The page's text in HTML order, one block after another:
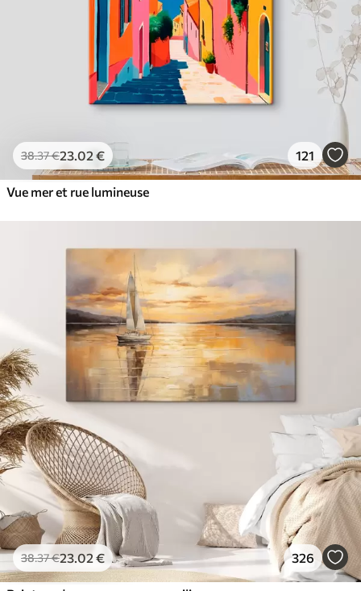
38.37€23.02 € 121
Vue mer et rue lumineuse
38.37€23.02 € 326